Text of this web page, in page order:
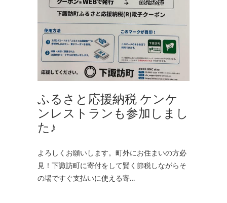
ふるさと応援納税 ケンケ
ンレストランも参加しまし
た♪
よろしくお願いします。町外にお住まいの方必
見！下諏訪町に寄付をして賢く節税しながらそ
の場ですぐ支払いに使える寄…